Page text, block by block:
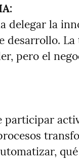
delegar la
desarrollo.
pero el
participar